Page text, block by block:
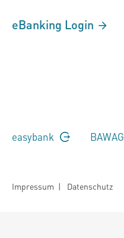
eBanking Login
easybank BAWAG
Impressum | Datenschutz